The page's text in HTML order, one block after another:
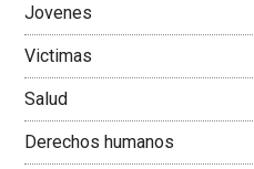
Jovenes
Victimas
Salud
Derechos humanos